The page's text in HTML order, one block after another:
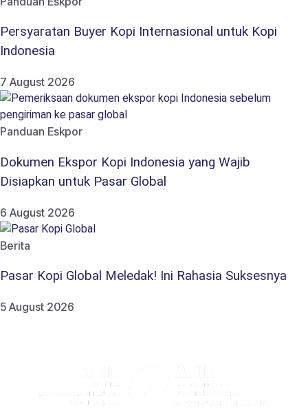
Persyaratan Buyer Kopi Internasional untuk Kopi
Indonesia
7 August 2026
Panduan Eskpor
Dokumen Ekspor Kopi Indonesia yang Wajib
Disiapkan untuk Pasar Global
6 August 2026
Berita
Pasar Kopi Global Meledak! Ini Rahasia Suksesnya
5 August 2026